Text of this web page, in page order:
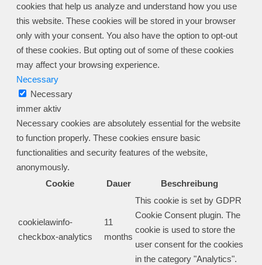
cookies that help us analyze and understand how you use
this website. These cookies will be stored in your browser
only with your consent. You also have the option to opt-out
of these cookies. But opting out of some of these cookies
may affect your browsing experience.
Necessary
Necessary
immer aktiv
Necessary cookies are absolutely essential for the website
to function properly. These cookies ensure basic
functionalities and security features of the website,
anonymously.
Cookie
Dauer Beschreibung
cookielawinfo-
checkbox-analytics
11
months
This cookie is set by GDPR
Cookie Consent plugin. The
cookie is used to store the
user consent for the cookies
in the category "Analytics".